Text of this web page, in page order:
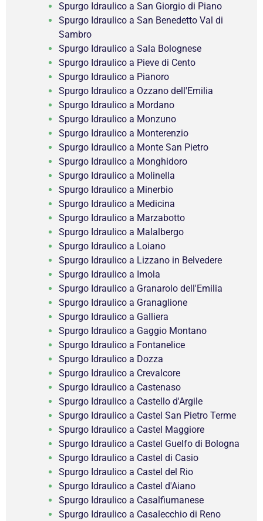
Spurgo Idraulico a San Giorgio di Piano
Spurgo Idraulico a San Benedetto Val di
Sambro
Spurgo Idraulico a Sala Bolognese
Spurgo Idraulico a Pieve di Cento
Spurgo Idraulico a Pianoro
Spurgo Idraulico a Ozzano dell'Emilia
Spurgo Idraulico a Mordano
Spurgo Idraulico a Monzuno
Spurgo Idraulico a Monterenzio
Spurgo Idraulico a Monte San Pietro
Spurgo Idraulico a Monghidoro
Spurgo Idraulico a Molinella
Spurgo Idraulico a Minerbio
Spurgo Idraulico a Medicina
Spurgo Idraulico a Marzabotto
Spurgo Idraulico a Malalbergo
Spurgo Idraulico a Loiano
Spurgo Idraulico a Lizzano in Belvedere
Spurgo Idraulico a Imola
Spurgo Idraulico a Granarolo dell'Emilia
Spurgo Idraulico a Granaglione
Spurgo Idraulico a Galliera
Spurgo Idraulico a Gaggio Montano
Spurgo Idraulico a Fontanelice
Spurgo Idraulico a Dozza
Spurgo Idraulico a Crevalcore
Spurgo Idraulico a Castenaso
Spurgo Idraulico a Castello d'Argile
Spurgo Idraulico a Castel San Pietro Terme
Spurgo Idraulico a Castel Maggiore
Spurgo Idraulico a Castel Guelfo di Bologna
Spurgo Idraulico a Castel di Casio
Spurgo Idraulico a Castel del Rio
Spurgo Idraulico a Castel d'Aiano
Spurgo Idraulico a Casalfiumanese
Spurgo Idraulico a Casalecchio di Reno